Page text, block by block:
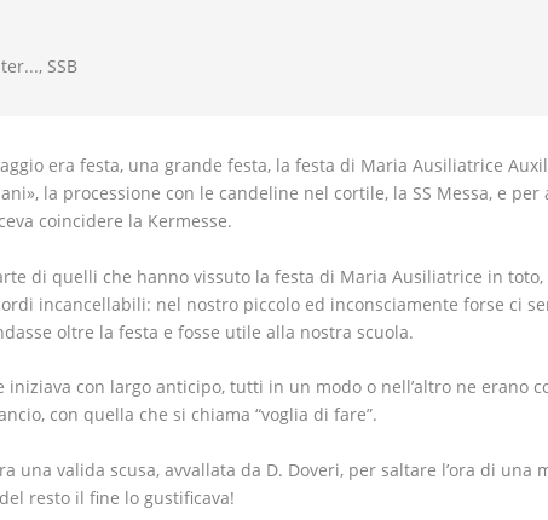
, SSB
era festa, una grande festa, la festa di Maria Ausiliatrice
la processione con le candeline nel cortile, la SS Messa, e
coincidere la Kermesse.
di quelli che hanno vissuto la festa di Maria Ausiliatrice in
incancellabili: nel nostro piccolo ed inconsciamente forse ci
oltre la festa e fosse utile alla nostra scuola.
iniziava con largo anticipo, tutti in un modo o nell’altro ne erano
con quella che si chiama “voglia di fare”.
una valida scusa, avvallata da D. Doveri, per saltare l’ora di una
resto il fine lo gustificava!